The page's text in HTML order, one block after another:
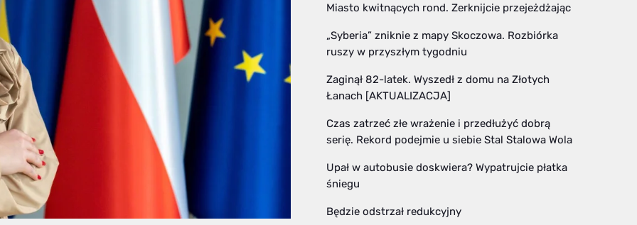
Miasto kwitnących rond. Zerknijcie przejeżdżając
„Syberia” zniknie z mapy Skoczowa. Rozbiórka
ruszy w przyszłym tygodniu
Zaginął 82-latek. Wyszedł z domu na Złotych
Łanach [AKTUALIZACJA]
Czas zatrzeć złe wrażenie i przedłużyć dobrą
serię. Rekord podejmie u siebie Stal Stalowa Wola
Upał w autobusie doskwiera? Wypatrujcie płatka
śniegu
Będzie odstrzał redukcyjny